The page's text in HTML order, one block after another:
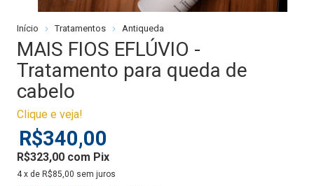
Início Tratamentos Antiqueda
MAIS FIOS EFLÚVIO -
Tratamento para queda de
cabelo
Clique e veja!
R$340,00
R$323,00 com Pix
4 x de R$85,00 sem juros